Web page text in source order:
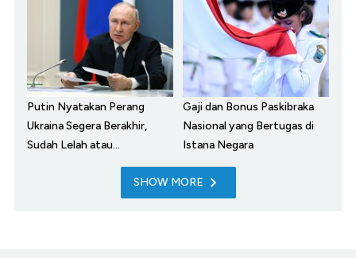
Putin Nyatakan Perang
Ukraina Segera Berakhir,
Sudah Lelah atau...
Gaji dan Bonus Paskibraka
Nasional yang Bertugas di
Istana Negara
SHOW MORE